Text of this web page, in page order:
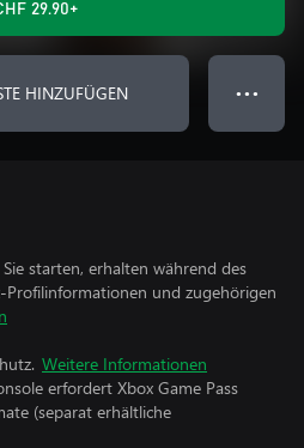
29.90+
HINZUFÜGEN ● ● ●
starten, erhalten während des
Profilinformationen und zugehörigen
Weitere Informationen
erfordert Xbox Game Pass
(separat erhältliche